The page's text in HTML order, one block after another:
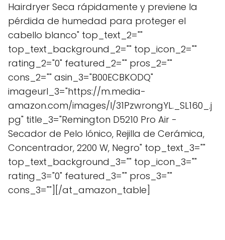
Hairdryer Seca rápidamente y previene la
pérdida de humedad para proteger el
cabello blanco" top_text_2=""
top_text_background_2="" top_icon_2=""
rating_2="0" featured_2="" pros_2=""
cons_2="" asin_3="B00ECBKODQ"
imageurl_3="https://m.media-
amazon.com/images/I/31PzwrongYL._SL160_.j
pg" title_3="Remington D5210 Pro Air -
Secador de Pelo Iónico, Rejilla de Cerámica,
Concentrador, 2200 W, Negro" top_text_3=""
top_text_background_3="" top_icon_3=""
rating_3="0" featured_3="" pros_3=""
cons_3=""][/at_amazon_table]